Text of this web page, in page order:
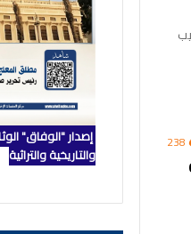
238
إصدار "الوفاق"
والتاريخية والتراثية